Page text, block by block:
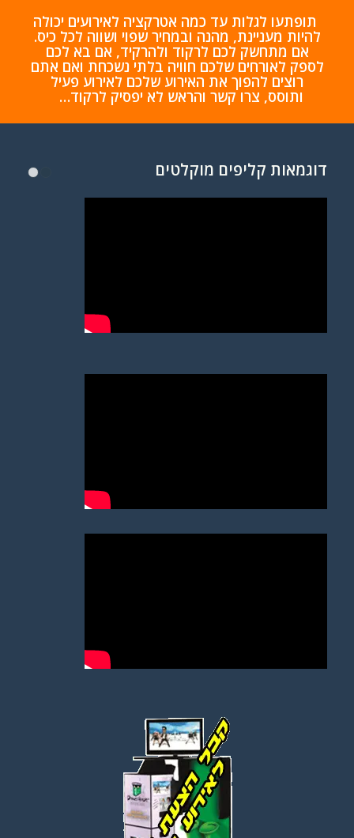
תופתעו לגלות עד כמה אטרקציה לאירועים יכולה
להיות מעניינת, מהנה ובמחיר שפוי ושווה לכל כיס.
אם מתחשק לכם לרקוד ולהרקיד, אם בא לכם
לספק לאורחים שלכם חוויה בלתי נשכחת ואם אתם
רוצים להפוך את האירוע שלכם לאירוע פעיל
ותוסס, צרו קשר והראש לא יפסיק לרקוד…
דוגמאות קליפים מוקלטים